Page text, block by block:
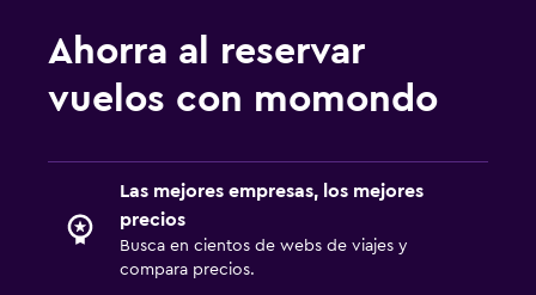
Ahorra al reservar
vuelos con momondo
Las mejores empresas, los mejores
precios
Busca en cientos de webs de viajes y
compara precios.